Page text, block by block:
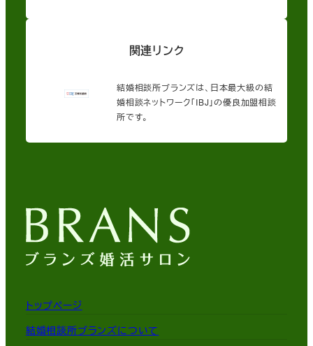
関連リンク
結婚相談所ブランズは、日本最大級の結
婚相談ネットワーク「IBJ」の優良加盟相談
所です。
トップページ
結婚相談所ブランズについて